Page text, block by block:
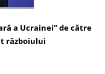
a Ucrainei” de către
războiului